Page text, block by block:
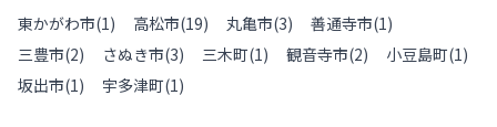
東かがわ市(1) 高松市(19) 丸亀市(3) 善通寺市(1)
三豊市(2) さぬき市(3) 三木町(1) 観音寺市(2) 小豆島町(1)
坂出市(1) 宇多津町(1)